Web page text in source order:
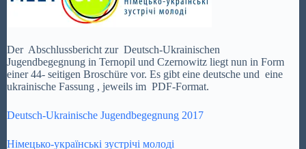
Der Abschlussbericht zur Deutsch-Ukrainischen
Jugendbegegnung in Ternopil und Czernowitz liegt nun in Form
einer 44- seitigen Broschüre vor. Es gibt eine deutsche und eine
ukrainische Fassung , jeweils im PDF-Format.
Deutsch-Ukrainische Jugendbegegnung 2017
Німецько-українські зустрічі молоді